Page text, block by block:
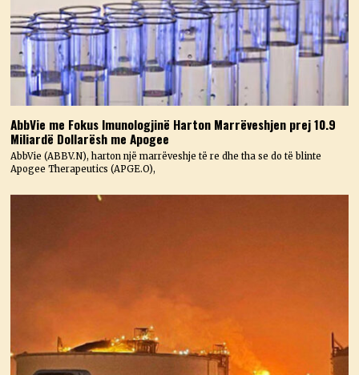
AbbVie me Fokus Imunologjinë Harton Marrëveshjen prej 10.9
Miliardë Dollarësh me Apogee
AbbVie (ABBV.N), harton një marrëveshje të re dhe tha se do të blinte
Apogee Therapeutics (APGE.O),